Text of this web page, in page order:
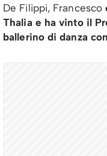
De Filippi, Francesco
Thalia e ha vinto il
ballerino di danza